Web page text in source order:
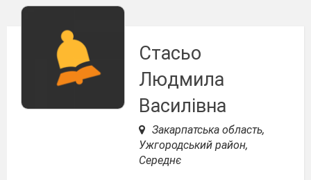
Стасьо
Людмила
Василівна
Закарпатська область,
Ужгородський район,
Середнє